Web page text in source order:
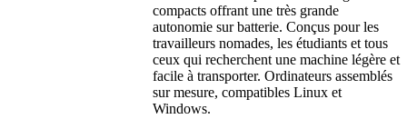
compacts offrant une très grande
autonomie sur batterie. Conçus pour les
travailleurs nomades, les étudiants et tous
ceux qui recherchent une machine légère et
facile à transporter. Ordinateurs assemblés
sur mesure, compatibles Linux et
Windows.